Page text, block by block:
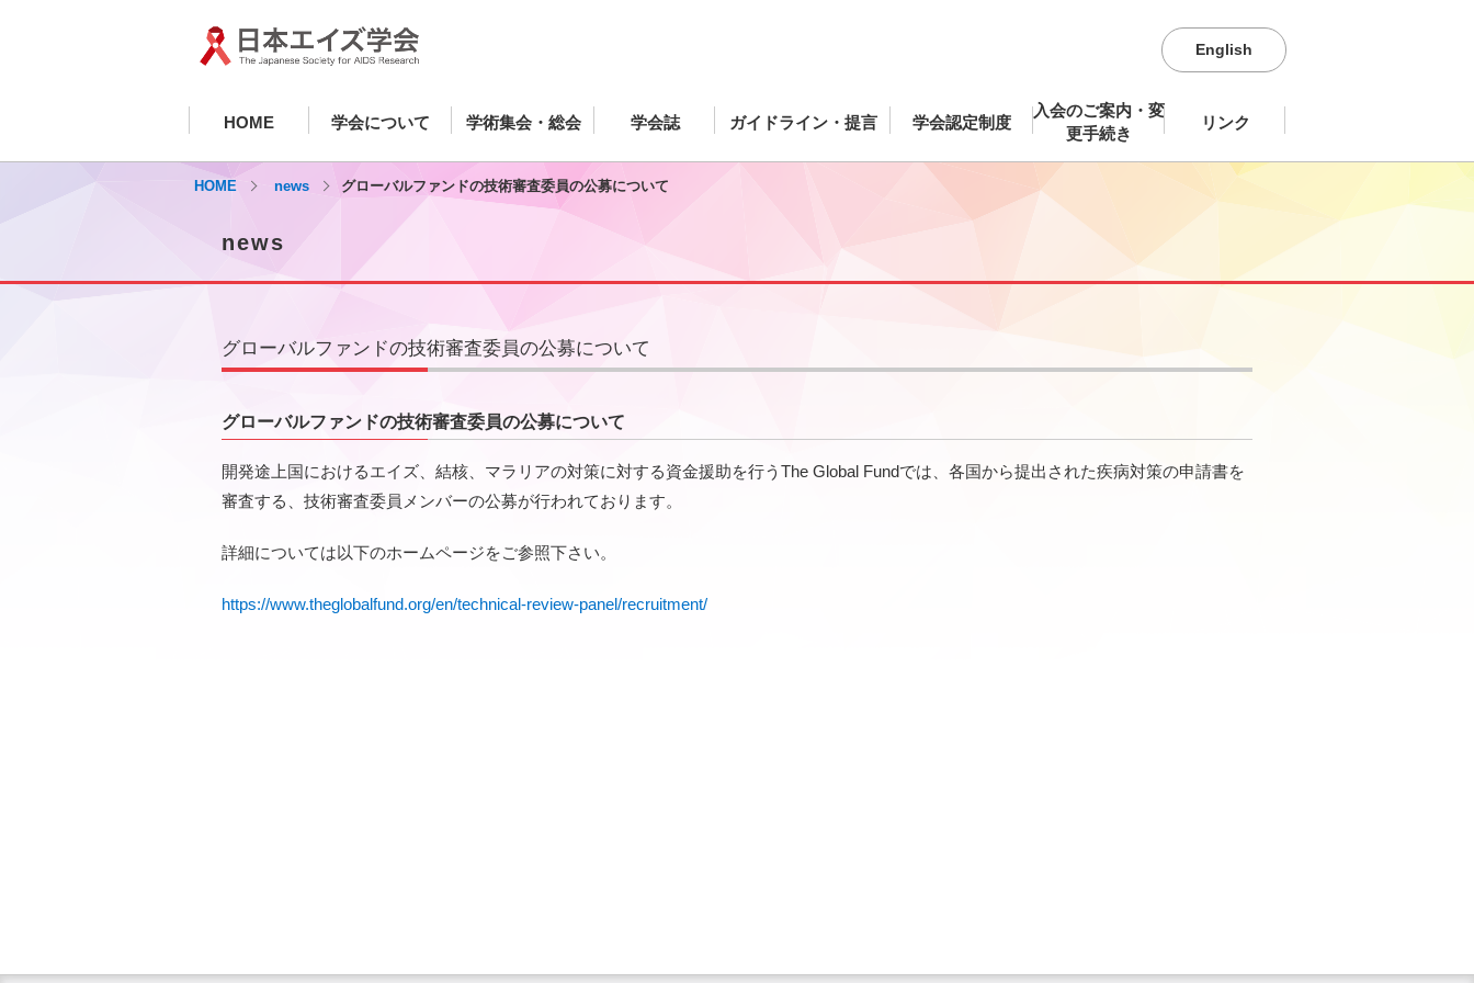
English
HOME 学会について 学術集会・総会 学会誌 ガイドライン・提言 学会認定制度
入会のご案内・変
更手続き
リンク
HOME news グローバルファンドの技術審査委員の公募について
news
グローバルファンドの技術審査委員の公募について
グローバルファンドの技術審査委員の公募について
開発途上国におけるエイズ、結核、マラリアの対策に対する資金援助を行うThe Global Fundでは、各国から提出された疾病対策の申請書を
審査する、技術審査委員メンバーの公募が行われております。
詳細については以下のホームページをご参照下さい。
https://www.theglobalfund.org/en/technical-review-panel/recruitment/